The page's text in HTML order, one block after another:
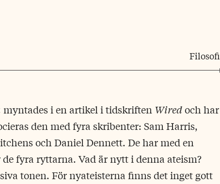
Filosofi
myntades i en artikel i tidskriften ­ Wiredoch har
den med fyra skribenter: Sam Harris,
och Daniel Dennett. De har med en
fyra ryttarna. Vad är nytt i denna ateism?
tonen. För ny­ateisterna finns det inget gott